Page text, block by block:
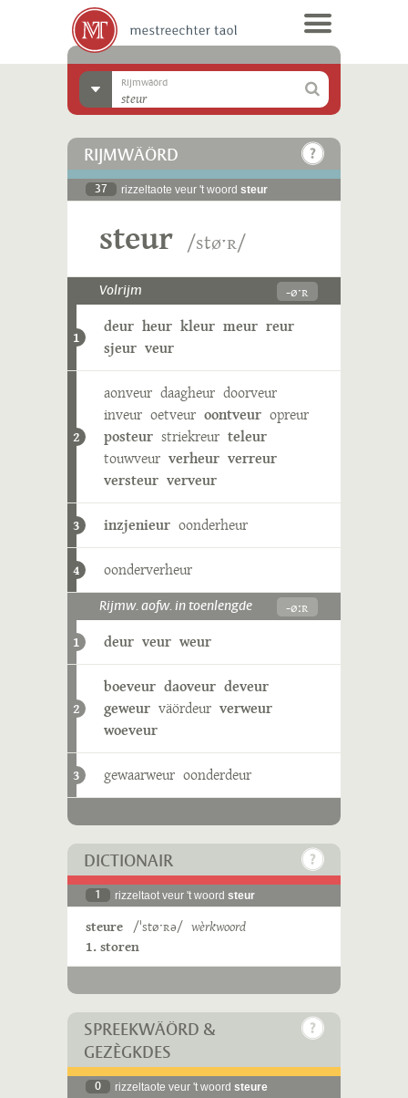
Rijmwäörd
RIJMWÄÖRD
37 rizzeltaote veur 't woord steur
steur /støˑʀ/
Volrijm -øˑʀ
1
deur heur kleur meur reur
sjeur veur
2
aonveur daagheur doorveur
inveur oetveur oontveur opreur
posteur striekreur teleur
touwveur verheur verreur
versteur verveur
3 inzjenieur oonderheur
4 oonderverheur
Rijmw. aofw. in toenlengde -øːʀ
1 deur veur weur
2
boeveur daoveur deveur
geweur väördeur verweur
woeveur
3 gewaarweur oonderdeur
DICTIONAIR
1 rizzeltaot veur 't woord steur
steure /ˈstøˑʀə/ wèrkwoord
1. storen
SPREEKWÄÖRD &
GEZÈGKDES
0 rizzeltaote veur 't woord steure